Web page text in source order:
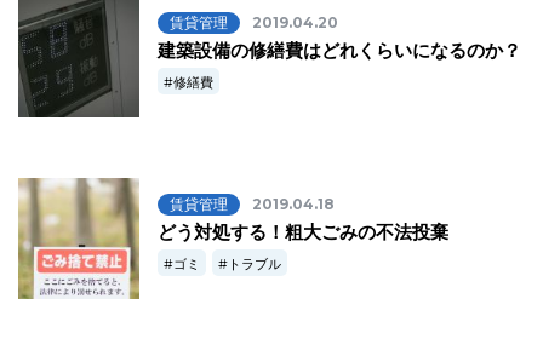
賃貸管理 2019.04.20
建築設備の修繕費はどれくらいになるのか？
修繕費
賃貸管理 2019.04.18
どう対処する！粗大ごみの不法投棄
ゴミ トラブル